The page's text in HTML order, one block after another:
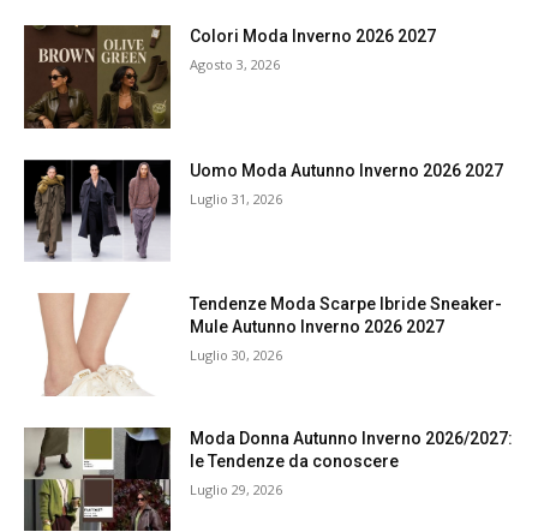
Colori Moda Inverno 2026 2027
Agosto 3, 2026
Uomo Moda Autunno Inverno 2026 2027
Luglio 31, 2026
Tendenze Moda Scarpe Ibride Sneaker-
Mule Autunno Inverno 2026 2027
Luglio 30, 2026
Moda Donna Autunno Inverno 2026/2027:
le Tendenze da conoscere
Luglio 29, 2026